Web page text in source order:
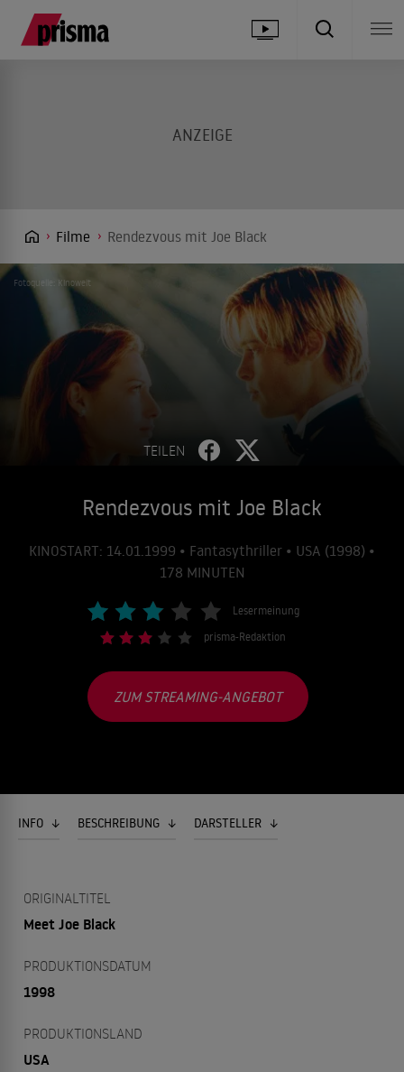
Filme Rendezvous mit Joe Black
Fotoquelle: Kinowelt
TEILEN
Rendezvous mit Joe Black
KINOSTART: 14.01.1999 • Fantasythriller • USA (1998) •
178 MINUTEN
Lesermeinung
prisma-Redaktion
ZUM STREAMING-ANGEBOT
INFO BESCHREIBUNG DARSTELLER
ORIGINALTITEL
Meet Joe Black
PRODUKTIONSDATUM
1998
PRODUKTIONSLAND
USA